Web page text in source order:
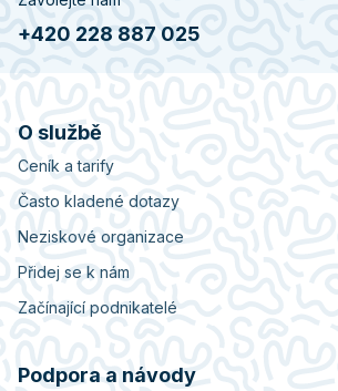
+420 228 887 025
O službě
Ceník a tarify
Často kladené dotazy
Neziskové organizace
Přidej se k nám
Začínající podnikatelé
Podpora a návody